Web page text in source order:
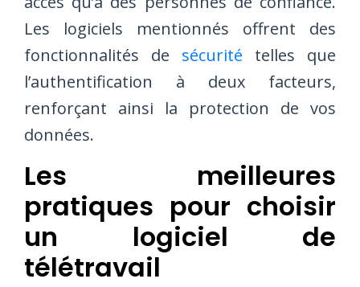
Les logiciels mentionnés offrent des
fonctionnalités de sécurité telles que
l’authentification à deux facteurs,
renforçant ainsi la protection de vos
données.
Les meilleures
pratiques pour choisir
un logiciel de
télétravail